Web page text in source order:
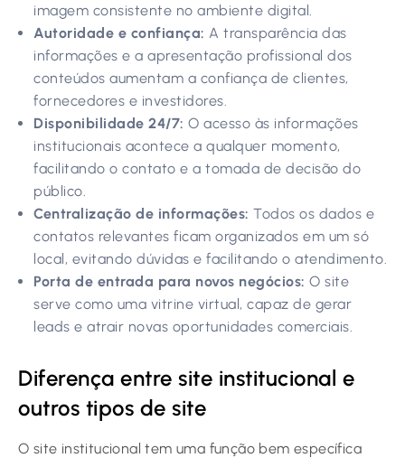
imagem consistente no ambiente digital.
Autoridade e confiança: A transparência das
informações e a apresentação profissional dos
conteúdos aumentam a confiança de clientes,
fornecedores e investidores.
Disponibilidade 24/7: O acesso às informações
institucionais acontece a qualquer momento,
facilitando o contato e a tomada de decisão do
público.
Centralização de informações: Todos os dados e
contatos relevantes ficam organizados em um só
local, evitando dúvidas e facilitando o atendimento.
Porta de entrada para novos negócios: O site
serve como uma vitrine virtual, capaz de gerar
leads e atrair novas oportunidades comerciais.
Diferença entre site institucional e
outros tipos de site
O site institucional tem uma função bem específica